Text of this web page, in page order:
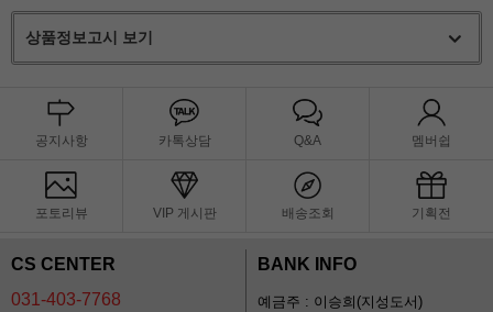
상품정보고시 보기
공지사항 카톡상담 Q&A 멤버쉽
포토리뷰 VIP 게시판 배송조회 기획전
CS CENTER
031-403-7768
BANK INFO
예금주 : 이승희(지성도서)